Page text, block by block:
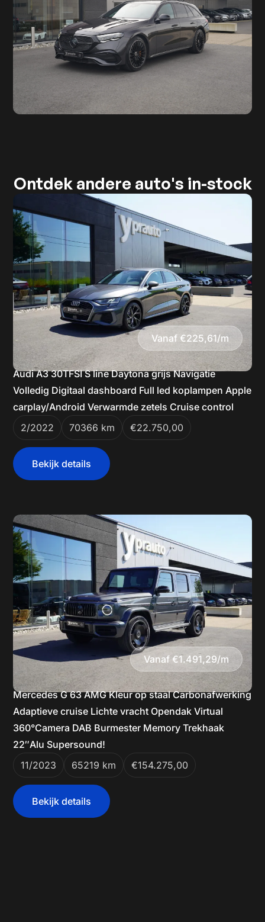
Ontdek andere auto's in-stock
Vanaf €225,61/m
Audi A3 30TFSI S line Daytona grijs Navigatie
Volledig Digitaal dashboard Full led koplampen Apple
carplay/Android Verwarmde zetels Cruise control
2/2022
70366 km €22.750,00
Bekijk details
Vanaf €1.491,29/m
Mercedes G 63 AMG Kleur op staal Carbonafwerking
Adaptieve cruise Lichte vracht Opendak Virtual
360°Camera DAB Burmester Memory Trekhaak
22″Alu Supersound!
11/2023
65219 km €154.275,00
Bekijk details